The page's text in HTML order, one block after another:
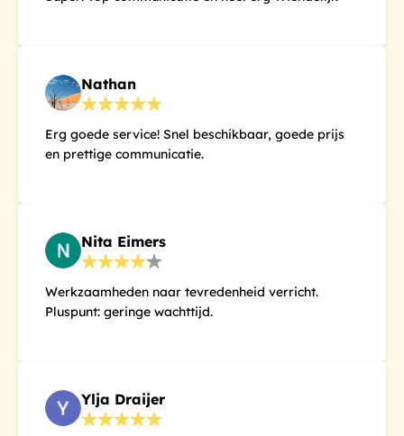
Nathan
Erg goede service! Snel beschikbaar, goede prijs
en prettige communicatie.
Nita Eimers
Werkzaamheden naar tevredenheid verricht.
Pluspunt: geringe wachttijd.
Ylja Draijer